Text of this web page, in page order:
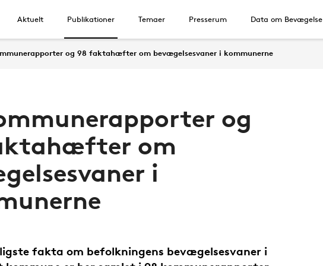
Aktuelt Publikationer Temaer Presserum Data om Bevægelse
og 98 faktahæfter om bevægelsesvaner i kommunerne
og
om
i
fakta om befolkningens bevægelsesvaner i